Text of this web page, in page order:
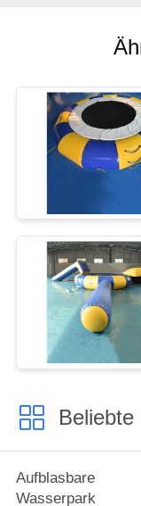
ZITAT
SITEMAP
PRIVACY
POLICY
Beliebte
Aufblasbare
Wasserpark